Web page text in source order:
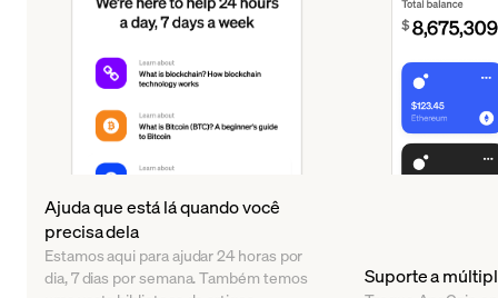
Ajuda que está lá quando você
precisa dela
Estamos aqui para ajudar 24 horas por
dia, 7 dias por semana. Também temos
Suporte a